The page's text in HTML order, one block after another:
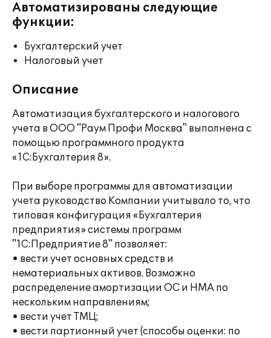
Автоматизированы следующие
функции:
Бухгалтерский учет
Налоговый учет
Описание
Автоматизация бухгалтерского и налогового
учета в ООО "Раум Профи Москва" выполнена с
помощью программного продукта
«1С:Бухгалтерия 8».
При выборе программы для автоматизации
учета руководство Компании учитывало то, что
типовая конфигурация «Бухгалтерия
предприятия» системы программ
"1С:Предприятие 8" позволяет:
• вести учет основных средств и
нематериальных активов. Возможно
распределение амортизации ОС и НМА по
нескольким направлениям;
• вести учет ТМЦ;
• вести партионный учет (способы оценки: по